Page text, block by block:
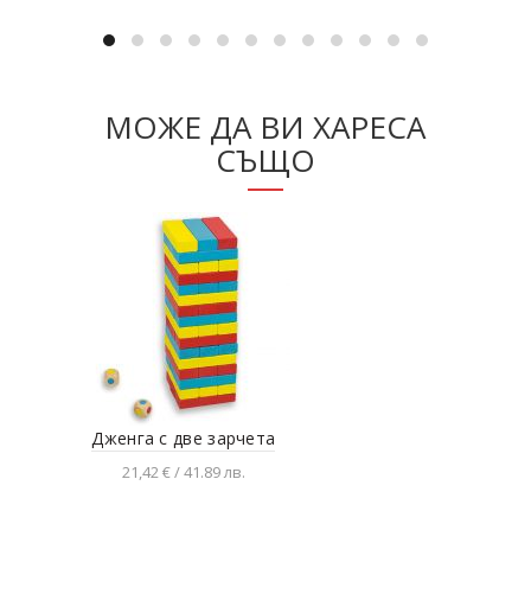
МОЖЕ ДА ВИ ХАРЕСА
СЪЩО
Дженга с две зарчета
21,42 € / 41.89 лв.